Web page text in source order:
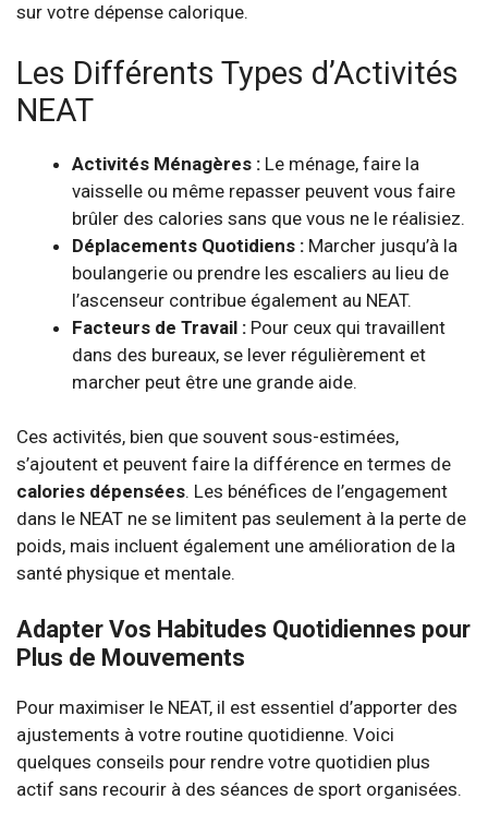
sur votre dépense calorique.
Les Différents Types d’Activités
NEAT
Activités Ménagères : Le ménage, faire la
vaisselle ou même repasser peuvent vous faire
brûler des calories sans que vous ne le réalisiez.
Déplacements Quotidiens : Marcher jusqu’à la
boulangerie ou prendre les escaliers au lieu de
l’ascenseur contribue également au NEAT.
Facteurs de Travail : Pour ceux qui travaillent
dans des bureaux, se lever régulièrement et
marcher peut être une grande aide.
Ces activités, bien que souvent sous-estimées,
s’ajoutent et peuvent faire la différence en termes de
calories dépensées. Les bénéfices de l’engagement
dans le NEAT ne se limitent pas seulement à la perte de
poids, mais incluent également une amélioration de la
santé physique et mentale.
Adapter Vos Habitudes Quotidiennes pour
Plus de Mouvements
Pour maximiser le NEAT, il est essentiel d’apporter des
ajustements à votre routine quotidienne. Voici
quelques conseils pour rendre votre quotidien plus
actif sans recourir à des séances de sport organisées.